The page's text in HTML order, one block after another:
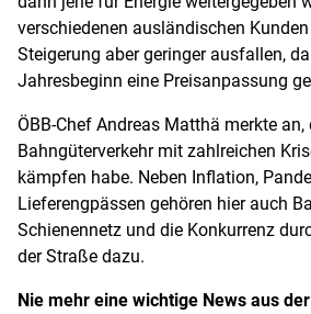
verschiedenen ausländischen
Steigerung aber geringer ausfallen,
Jahresbeginn eine Preisanpassung
ÖBB-Chef Andreas Matthä merkte an,
Bahngüterverkehr mit zahlreichen
kämpfen habe. Neben Inflation,
Lieferengpässen gehören hier auch
Schienennetz und die Konkurrenz
der Straße dazu.
Nie mehr eine wichtige News aus